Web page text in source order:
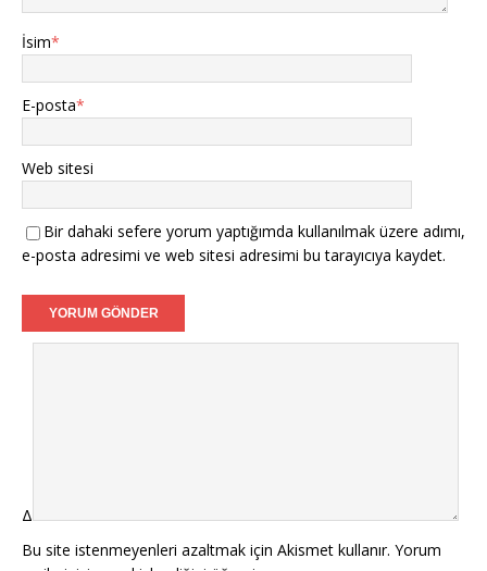
İsim*
E-posta*
Web sitesi
Bir dahaki sefere yorum yaptığımda kullanılmak üzere adımı,
e-posta adresimi ve web sitesi adresimi bu tarayıcıya kaydet.
Δ
Bu site istenmeyenleri azaltmak için Akismet kullanır. Yorum